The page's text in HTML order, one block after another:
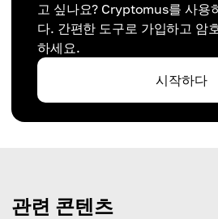
고 싶나요? Cryptomus를 사용
다. 간편한 도구로 가입하고 암
하세요.
시작하다
관련 콘텐츠